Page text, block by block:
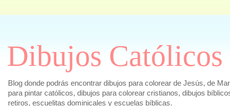
Dibujos Católicos
Blog donde podrás encontrar dibujos para colorear de Jesús, de
para pintar católicos, dibujos para colorear cristianos, dibujos
retiros, escuelitas dominicales y escuelas bíblicas.